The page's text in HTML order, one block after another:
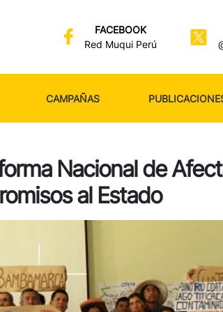
FACEBOOK
Red Muqui Perú
CAMPAÑAS
Nacional de
al Estado